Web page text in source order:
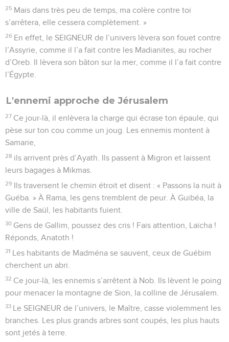
25 Mais dans très peu de temps, ma colère contre toi
s’arrêtera, elle cessera complètement. »
26 En effet, le SEIGNEUR de l’univers lèvera son fouet contre
l’Assyrie, comme il l’a fait contre les Madianites, au rocher
d’Oreb. Il lèvera son bâton sur la mer, comme il l’a fait contre
l’Égypte.
L'ennemi approche de Jérusalem
27 Ce jour-là, il enlèvera la charge qui écrase ton épaule, qui
pèse sur ton cou comme un joug. Les ennemis montent à
Samarie,
28 ils arrivent près d’Ayath. Ils passent à Migron et laissent
leurs bagages à Mikmas.
29 Ils traversent le chemin étroit et disent : « Passons la nuit à
Guéba. » À Rama, les gens tremblent de peur. À Guibéa, la
ville de Saül, les habitants fuient.
30 Gens de Gallim, poussez des cris ! Fais attention, Laïcha !
Réponds, Anatoth !
31 Les habitants de Madména se sauvent, ceux de Guébim
cherchent un abri.
32 Ce jour-là, les ennemis s’arrêtent à Nob. Ils lèvent le poing
pour menacer la montagne de Sion, la colline de Jérusalem.
33 Le SEIGNEUR de l’univers, le Maître, casse violemment les
branches. Les plus grands arbres sont coupés, les plus hauts
sont jetés à terre.